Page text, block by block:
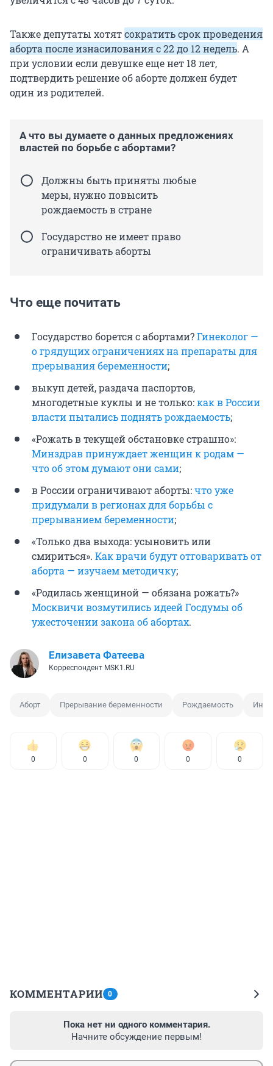
Также депутаты хотятсократить срок проведения
аборта после изнасилования с 22 до 12 недель. А
при условии если девушке еще нет 18 лет,
подтвердить решение об аборте должен будет
один из родителей.
А что вы думаете о данных предложениях
властей по борьбе с абортами?
Должны быть приняты любые
меры, нужно повысить
рождаемость в стране
Государство не имеет право
ограничивать аборты
Что еще почитать
Государство борется с абортами?Гинеколог —
о грядущих ограничениях на препараты для
прерывания беременности;
выкуп детей, раздача паспортов,
многодетные куклы и не только:как в России
власти пытались поднять рождаемость;
«Рожать в текущей обстановке страшно»:
Минздрав принуждает женщин к родам —
что об этом думают они сами;
в России ограничивают аборты:что уже
придумали в регионах для борьбы с
прерыванием беременности;
«Только два выхода: усыновить или
смириться». Как врачи будут отговаривать от
аборта — изучаем методичку;
«Родилась женщиной — обязана рожать?»
Москвичи возмутились идеей Госдумы об
ужесточении закона об абортах.
Елизавета Фатеева
Корреспондент MSK1.RU
Аборт Прерывание беременности Рождаемость
0 0 0 0 0
КОММЕНТАРИИ 0
Пока нет ни одного комментария.
Начните обсуждение первым!